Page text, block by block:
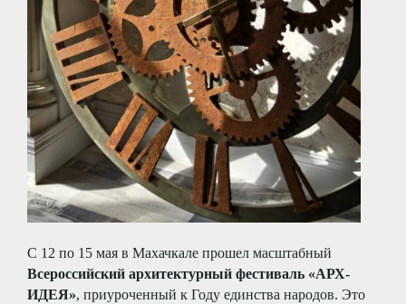
С 12 по 15 мая в Махачкале прошел масштабный
Всероссийский архитектурный фестиваль «АРХ-
ИДЕЯ», приуроченный к Году единства народов. Это